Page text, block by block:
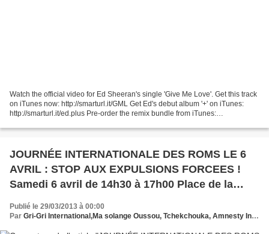
Watch the official video for Ed Sheeran's single 'Give Me Love'. Get this track
on iTunes now: http://smarturl.it/GML Get Ed's debut album '+' on iTunes:
http://smarturl.it/ed.plus Pre-order the remix bundle from iTunes:
JOURNÉE INTERNATIONALE DES ROMS LE 6
AVRIL : STOP AUX EXPULSIONS FORCEES !
Samedi 6 avril de 14h30 à 17h00 Place de la
Publié le 29/03/2013 à 00:00
Par Gri-Gri International,Ma solange Oussou, Tchekchouka, Amnesty International France,L'autre distribution, ROMS, Aurélie Chatelard , Marilyne Griffon